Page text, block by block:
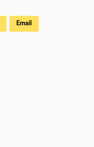
Email